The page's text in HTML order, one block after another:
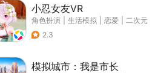
小忍女友VR
角色扮演 生活模拟 恋爱
二次元
2.3
模拟城市：我是市长